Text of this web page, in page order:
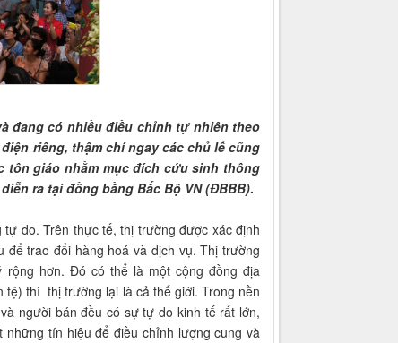
đang có nhiều điều chỉnh tự nhiên theo
riêng, thậm chí ngay các chủ lễ cũng
giáo nhằm mục đích cứu sinh thông
ra tại đồng bằng Bắc Bộ VN (ĐBBB).
Trên thực tế, thị trường được xác định
trao đổi hàng hoá và dịch vụ. Thị trường
hơn. Đó có thể là một cộng đồng địa
tệ) thì thị trường lại là cả thế giới. Trong nền
người bán đều có sự tự do kinh tế rất lớn,
tín hiệu để điều chỉnh lượng cung và